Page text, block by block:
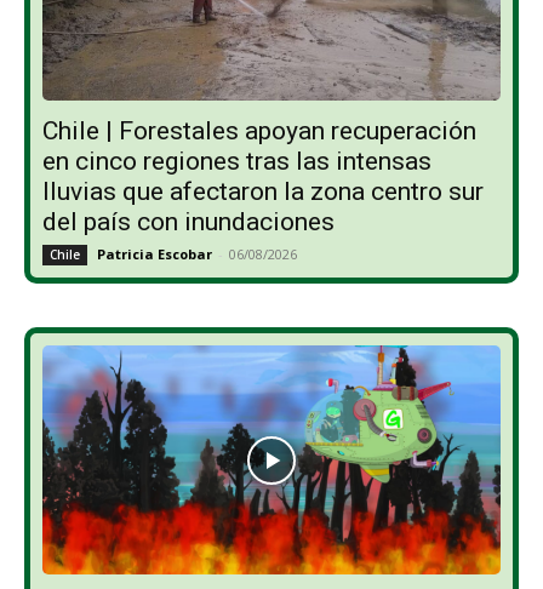
Chile | Forestales apoyan recuperación
en cinco regiones tras las intensas
lluvias que afectaron la zona centro sur
del país con inundaciones
Chile Patricia Escobar - 06/08/2026